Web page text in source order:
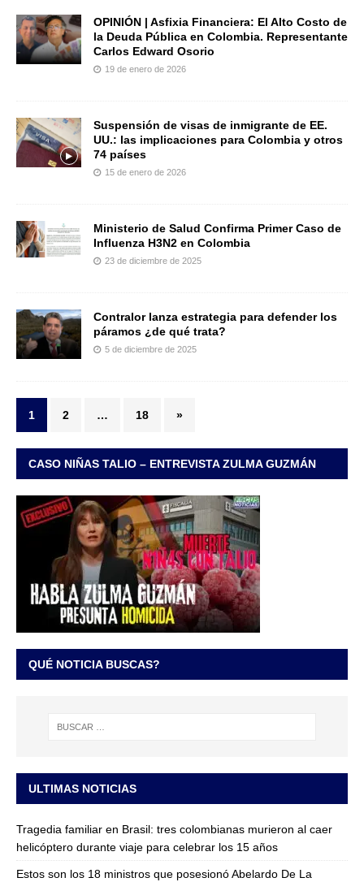
OPINIÓN | Asfixia Financiera: El Alto Costo de
la Deuda Pública en Colombia. Representante
Carlos Edward Osorio
19 de enero de 2026
Suspensión de visas de inmigrante de EE.
UU.: las implicaciones para Colombia y otros
74 países
15 de enero de 2026
Ministerio de Salud Confirma Primer Caso de
Influenza H3N2 en Colombia
23 de diciembre de 2025
Contralor lanza estrategia para defender los
páramos ¿de qué trata?
5 de diciembre de 2025
1 2 … 18 »
CASO NIÑAS TALIO – ENTREVISTA ZULMA GUZMÁN
QUÉ NOTICIA BUSCAS?
ULTIMAS NOTICIAS
Tragedia familiar en Brasil: tres colombianas murieron al caer
helicóptero durante viaje para celebrar los 15 años
Estos son los 18 ministros que posesionó Abelardo De La